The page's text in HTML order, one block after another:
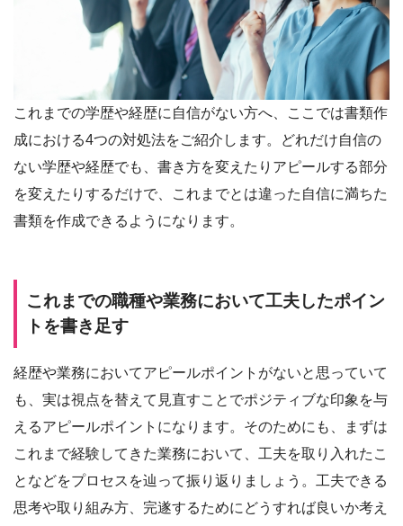
これまでの学歴や経歴に自信がない方へ、ここでは書類作
成における4つの対処法をご紹介します。どれだけ自信の
ない学歴や経歴でも、書き方を変えたりアピールする部分
を変えたりするだけで、これまでとは違った自信に満ちた
書類を作成できるようになります。
これまでの職種や業務において工夫したポイン
トを書き足す
経歴や業務においてアピールポイントがないと思っていて
も、実は視点を替えて見直すことでポジティブな印象を与
えるアピールポイントになります。そのためにも、まずは
これまで経験してきた業務において、工夫を取り入れたこ
となどをプロセスを辿って振り返りましょう。工夫できる
思考や取り組み方、完遂するためにどうすれば良いか考え